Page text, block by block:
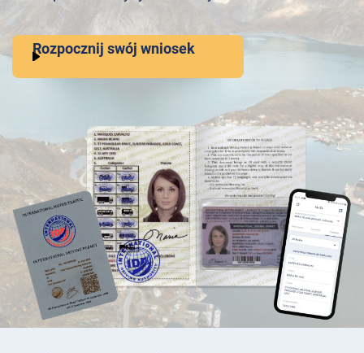
Rozpocznij swój wniosek